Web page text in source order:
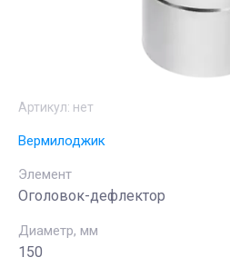
Артикул: нет
Вермилоджик
Элемент
Оголовок-дефлектор
Диаметр, мм
150